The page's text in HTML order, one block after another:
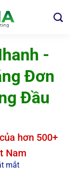
-
Đơn
Đầu
hơn 500+
Nam
mắt